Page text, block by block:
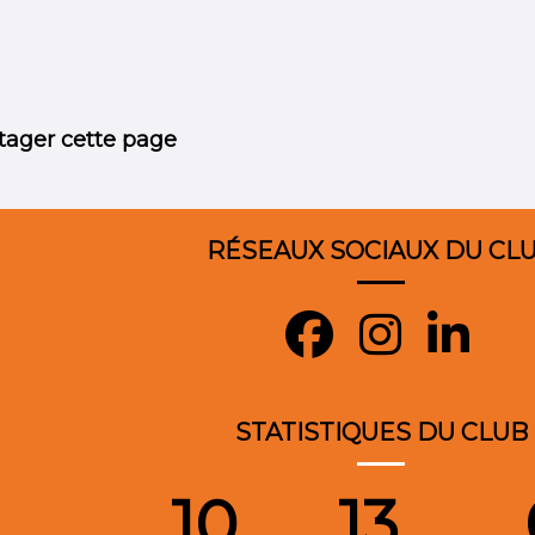
cette page
RÉSEAUX SOCIAUX DU
STATISTIQUES DU CLUB